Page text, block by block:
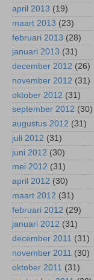
april 2013 (19)
maart 2013 (23)
februari 2013 (28)
januari 2013 (31)
december 2012 (26)
november 2012 (31)
oktober 2012 (31)
september 2012 (30)
augustus 2012 (31)
juli 2012 (31)
juni 2012 (30)
mei 2012 (31)
april 2012 (30)
maart 2012 (31)
februari 2012 (29)
januari 2012 (31)
december 2011 (31)
november 2011 (30)
oktober 2011 (31)